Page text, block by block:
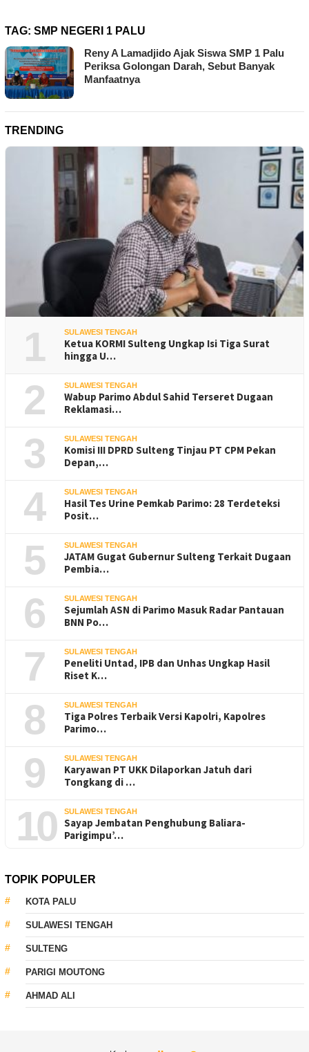
TAG: SMP NEGERI 1 PALU
Reny A Lamadjido Ajak Siswa SMP 1 Palu
Periksa Golongan Darah, Sebut Banyak
Manfaatnya
TRENDING
1 SULAWESI TENGAH
Ketua KORMI Sulteng Ungkap Isi Tiga Surat
hingga U…
2 SULAWESI TENGAH
Wabup Parimo Abdul Sahid Terseret Dugaan
Reklamasi…
3 SULAWESI TENGAH
Komisi III DPRD Sulteng Tinjau PT CPM Pekan
Depan,…
4 SULAWESI TENGAH
Hasil Tes Urine Pemkab Parimo: 28 Terdeteksi
Posit…
5 SULAWESI TENGAH
JATAM Gugat Gubernur Sulteng Terkait Dugaan
Pembia…
6 SULAWESI TENGAH
Sejumlah ASN di Parimo Masuk Radar Pantauan
BNN Po…
7 SULAWESI TENGAH
Peneliti Untad, IPB dan Unhas Ungkap Hasil
Riset K…
8 SULAWESI TENGAH
Tiga Polres Terbaik Versi Kapolri, Kapolres
Parimo…
9 SULAWESI TENGAH
Karyawan PT UKK Dilaporkan Jatuh dari
Tongkang di …
10 SULAWESI TENGAH
Sayap Jembatan Penghubung Baliara-
Parigimpu’…
TOPIK POPULER
KOTA PALU
SULAWESI TENGAH
SULTENG
PARIGI MOUTONG
AHMAD ALI